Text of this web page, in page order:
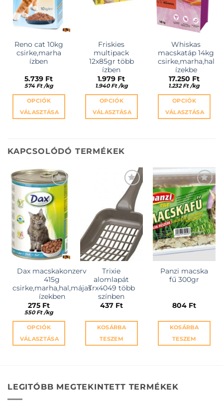
Reno cat 10kg
csirke,marha
ízben
5.739 Ft
574 Ft /kg
OPCIÓK
VÁLASZTÁSA
több
van.
A
változatok
a
termékoldalon
választhatók
ki
Friskies
multipack
12x85gr több
ízben
1.979 Ft
1.940Ft /kg
OPCIÓK
VÁLASZTÁSA
több
van.
változatok
a
termékoldalon
választhatók
ki
Whiskas
macskatáp 14kg
csirke,marha,hal
ízekbe
17.250 Ft
1.232Ft /kg
OPCIÓK
VÁLASZTÁSA
van.
A
változatok
a
ki
KAPCSOLÓDÓ TERMÉKEK
KEDVENCEKHEZ
Dax macskakonzerv
415g
csirke,marha,hal,májas
ízekben
275 Ft
550Ft /kg
OPCIÓK
VÁLASZTÁSA
több
variációja
KEDVENCEKHEZ
Trixie
alomlapát
Trx4049 több
színben
437 Ft
KOSÁRBA
TESZEM
KEDVENCEKHEZ
Panzi macska
fű 300gr
804 Ft
KOSÁRBA
TESZEM
LEGITÓBB MEGTEKINTETT TERMÉKEK